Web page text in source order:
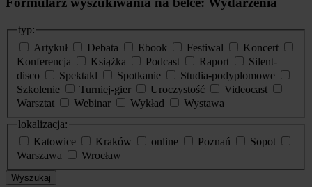
typ:
Artykuł
Debata Ebook Festiwal
Koncert
Konferencja
Książka Podcast Raport
Silent-
disco
Spektakl Spotkanie
Studia-podyplomowe
Szkolenie
Turniej-gier Uroczystość
Videocast
Warsztat
Webinar Wykład
Wystawa
lokalizacja:
Katowice
Kraków online Poznań
Sopot
Warszawa
Wrocław
Wyszukaj